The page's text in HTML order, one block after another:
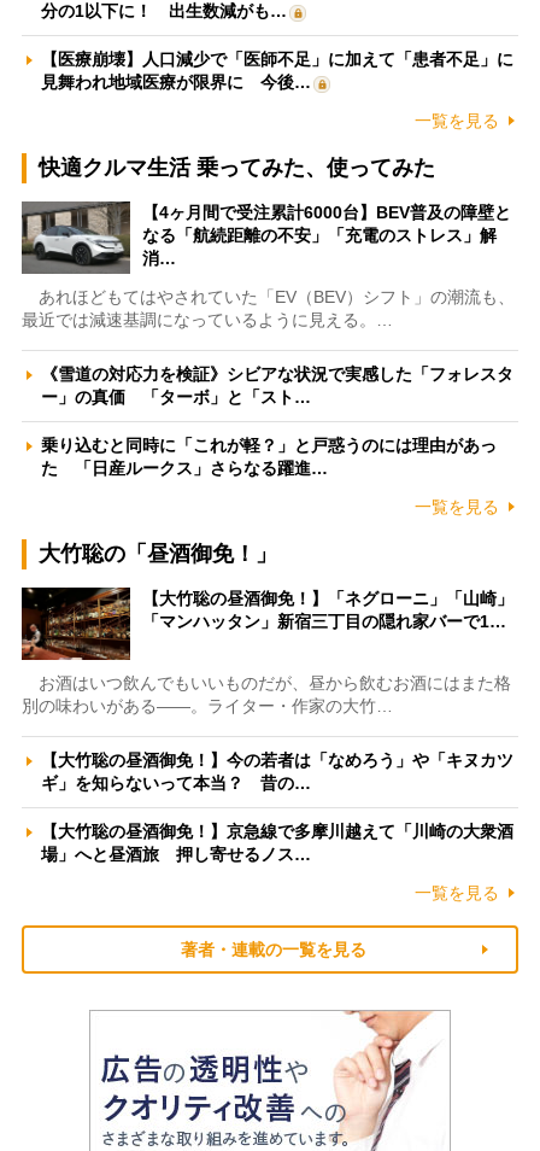
分の1以下に！ 出生数減がも…
【医療崩壊】人口減少で「医師不足」に加えて「患者不足」に
見舞われ地域医療が限界に 今後…
一覧を見る
快適クルマ生活 乗ってみた、使ってみた
【4ヶ月間で受注累計6000台】BEV普及の障壁と
なる「航続距離の不安」「充電のストレス」解
消…
あれほどもてはやされていた「EV（BEV）シフト」の潮流も、
最近では減速基調になっているように見える。…
《雪道の対応力を検証》シビアな状況で実感した「フォレスタ
ー」の真価 「ターボ」と「スト…
乗り込むと同時に「これが軽？」と戸惑うのには理由があっ
た 「日産ルークス」さらなる躍進…
一覧を見る
大竹聡の「昼酒御免！」
【大竹聡の昼酒御免！】「ネグローニ」「山崎」
「マンハッタン」新宿三丁目の隠れ家バーで1…
お酒はいつ飲んでもいいものだが、昼から飲むお酒にはまた格
別の味わいがある――。ライター・作家の大竹…
【大竹聡の昼酒御免！】今の若者は「なめろう」や「キヌカツ
ギ」を知らないって本当？ 昔の…
【大竹聡の昼酒御免！】京急線で多摩川越えて「川崎の大衆酒
場」へと昼酒旅 押し寄せるノス…
一覧を見る
著者・連載の一覧を見る